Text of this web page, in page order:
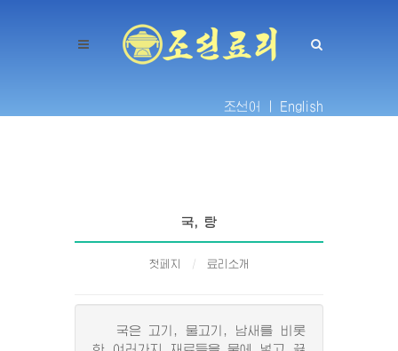
조선어 | English
국, 탕
첫페지 료리소개
국은 고기, 물고기, 남새를 비롯